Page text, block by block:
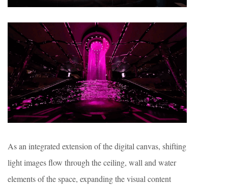
As an integrated extension of the digital canvas, shifting
light images flow through the ceiling, wall and water
elements of the space, expanding the visual content